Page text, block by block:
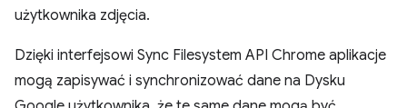
użytkownika zdjęcia.
Dzięki interfejsowi Sync Filesystem API Chrome aplikacje
mogą zapisywać i synchronizować dane na Dysku